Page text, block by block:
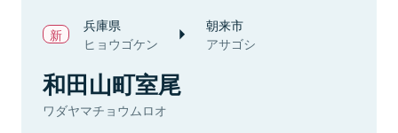
兵庫県
ヒョウゴケン
朝来市
アサゴシ
和田山町室尾
ワダヤマチョウムロオ